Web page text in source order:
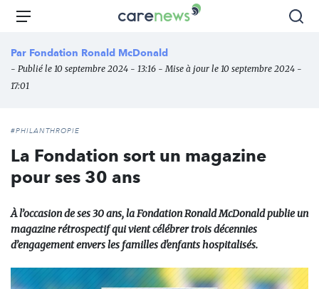
Aller
principal
Carenews,
média
des
Menu
Par Fondation Ronald McDonald
- Publié le 10 septembre 2024 - 13:16 - Mise à jour le 10 septembre 2024 -
17:01
#PHILANTHROPIE
La Fondation sort un magazine
pour ses 30 ans
À l’occasion de ses 30 ans, la Fondation Ronald McDonald publie un
magazine rétrospectif qui vient célébrer trois décennies
d’engagement envers les familles d'enfants hospitalisés.